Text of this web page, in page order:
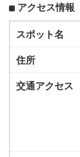
アクセス情報
スポット名
住所
交通アクセス